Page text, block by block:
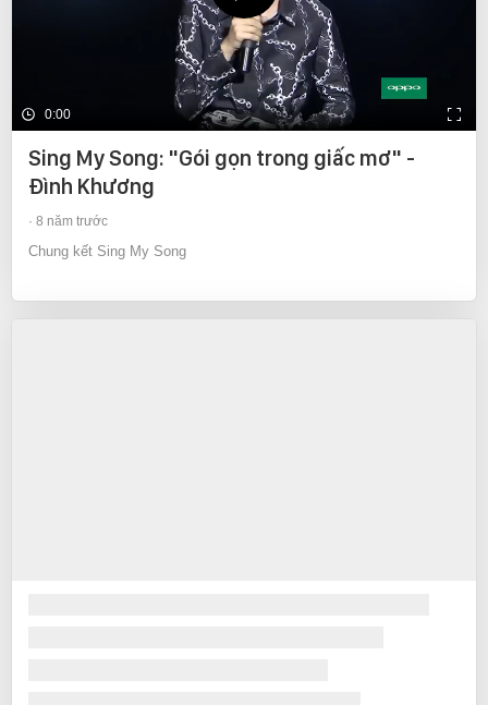
0:00
Sing My Song: "Gói gọn trong giấc mơ" -
Đình Khương
8 năm trước
Chung kết Sing My Song